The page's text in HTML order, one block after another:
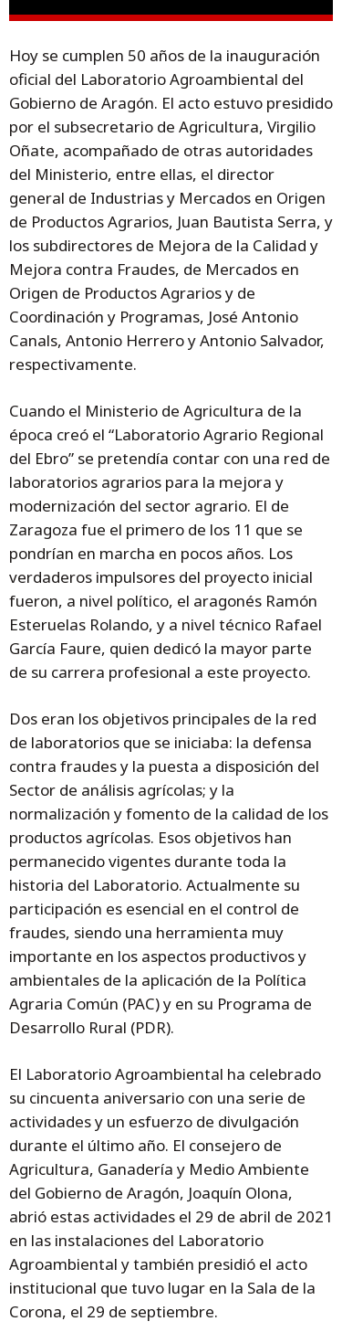
Hoy se cumplen 50 años de la inauguración
oficial del Laboratorio Agroambiental del
Gobierno de Aragón. El acto estuvo presidido
por el subsecretario de Agricultura, Virgilio
Oñate, acompañado de otras autoridades
del Ministerio, entre ellas, el director
general de Industrias y Mercados en Origen
de Productos Agrarios, Juan Bautista Serra, y
los subdirectores de Mejora de la Calidad y
Mejora contra Fraudes, de Mercados en
Origen de Productos Agrarios y de
Coordinación y Programas, José Antonio
Canals, Antonio Herrero y Antonio Salvador,
respectivamente.
Cuando el Ministerio de Agricultura de la
época creó el “Laboratorio Agrario Regional
del Ebro” se pretendía contar con una red de
laboratorios agrarios para la mejora y
modernización del sector agrario. El de
Zaragoza fue el primero de los 11 que se
pondrían en marcha en pocos años. Los
verdaderos impulsores del proyecto inicial
fueron, a nivel político, el aragonés Ramón
Esteruelas Rolando, y a nivel técnico Rafael
García Faure, quien dedicó la mayor parte
de su carrera profesional a este proyecto.
Dos eran los objetivos principales de la red
de laboratorios que se iniciaba: la defensa
contra fraudes y la puesta a disposición del
Sector de análisis agrícolas; y la
normalización y fomento de la calidad de los
productos agrícolas. Esos objetivos han
permanecido vigentes durante toda la
historia del Laboratorio. Actualmente su
participación es esencial en el control de
fraudes, siendo una herramienta muy
importante en los aspectos productivos y
ambientales de la aplicación de la Política
Agraria Común (PAC) y en su Programa de
Desarrollo Rural (PDR).
El Laboratorio Agroambiental ha celebrado
su cincuenta aniversario con una serie de
actividades y un esfuerzo de divulgación
durante el último año. El consejero de
Agricultura, Ganadería y Medio Ambiente
del Gobierno de Aragón, Joaquín Olona,
abrió estas actividades el 29 de abril de 2021
en las instalaciones del Laboratorio
Agroambiental y también presidió el acto
institucional que tuvo lugar en la Sala de la
Corona, el 29 de septiembre.